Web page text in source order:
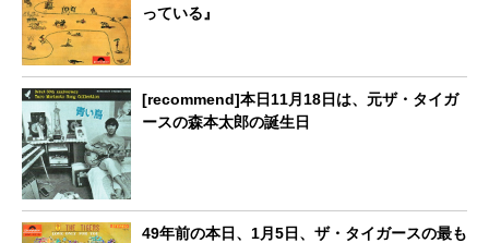
っている』
[recommend]本日11月18日は、元ザ・タイガ
ースの森本太郎の誕生日
49年前の本日、1月5日、ザ・タイガースの最も